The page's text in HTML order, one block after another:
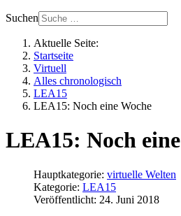
Suchen
Aktuelle Seite:
Startseite
Virtuell
Alles chronologisch
LEA15
LEA15: Noch eine Woche
LEA15: Noch
Hauptkategorie: virtuelle Welten
Kategorie: LEA15
Veröffentlicht: 24. Juni 2018